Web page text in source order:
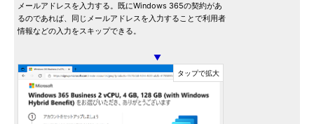
メールアドレスを入力する。既にWindows 365の契約があ
るのであれば、同じメールアドレスを入力することで利用者
情報などの入力をスキップできる。
▼